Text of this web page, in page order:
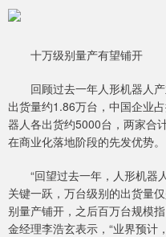
十万级别量产有望铺开
回顾过去一年人形机器人产
出货量约1.86万台，中国企业
器人各出货约5000台，两家合
在商业化落地阶段的先发优势。
“回望过去一年，人形机器
关键一跃，万台级别的出货量
别量产铺开，之后百万台规模
金经理李浩玄表示，“业界预计